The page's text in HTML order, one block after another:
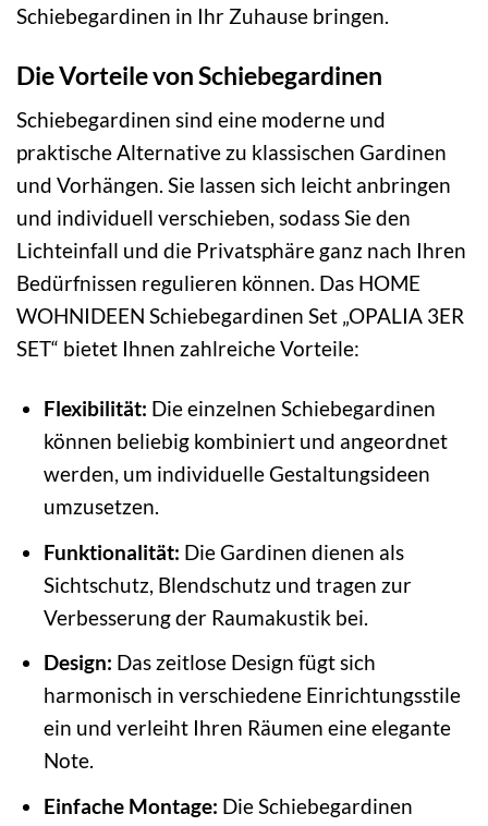
Schiebegardinen in Ihr Zuhause bringen.
Die Vorteile von Schiebegardinen
Schiebegardinen sind eine moderne und
praktische Alternative zu klassischen Gardinen
und Vorhängen. Sie lassen sich leicht anbringen
und individuell verschieben, sodass Sie den
Lichteinfall und die Privatsphäre ganz nach Ihren
Bedürfnissen regulieren können. Das HOME
WOHNIDEEN Schiebegardinen Set „OPALIA 3ER
SET“ bietet Ihnen zahlreiche Vorteile:
Flexibilität: Die einzelnen Schiebegardinen
können beliebig kombiniert und angeordnet
werden, um individuelle Gestaltungsideen
umzusetzen.
Funktionalität: Die Gardinen dienen als
Sichtschutz, Blendschutz und tragen zur
Verbesserung der Raumakustik bei.
Design: Das zeitlose Design fügt sich
harmonisch in verschiedene Einrichtungsstile
ein und verleiht Ihren Räumen eine elegante
Note.
Einfache Montage: Die Schiebegardinen